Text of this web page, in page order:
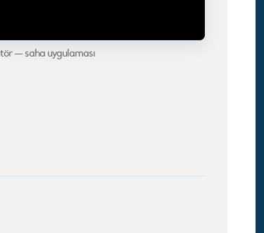
— saha uygulaması